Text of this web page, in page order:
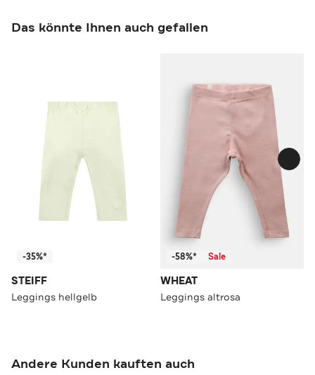
Das könnte Ihnen auch gefallen
-35%*
STEIFF
Leggings hellgelb
-58%* Sale
WHEAT
Leggings altrosa
Andere Kunden kauften auch